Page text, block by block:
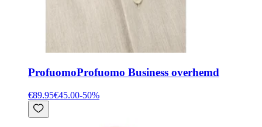
ProfuomoProfuomo Business overhemd
€89.95€45.00-50%